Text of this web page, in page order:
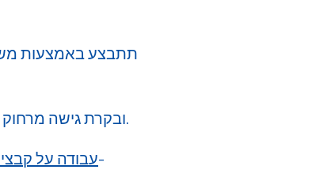
הארגון יטמיע אמצעי הגנה מתקדמים, לרבות אימות דו-שלבי (MFA) ובקרת גישה מרחוק.
עבודה על